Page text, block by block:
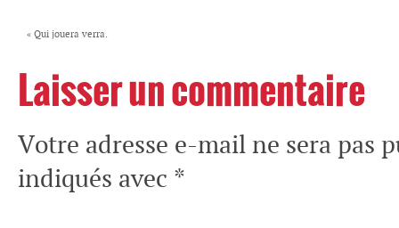
« Qui jouera verra.
Laisser un commentaire
Votre adresse e-mail ne sera pas
indiqués avec *